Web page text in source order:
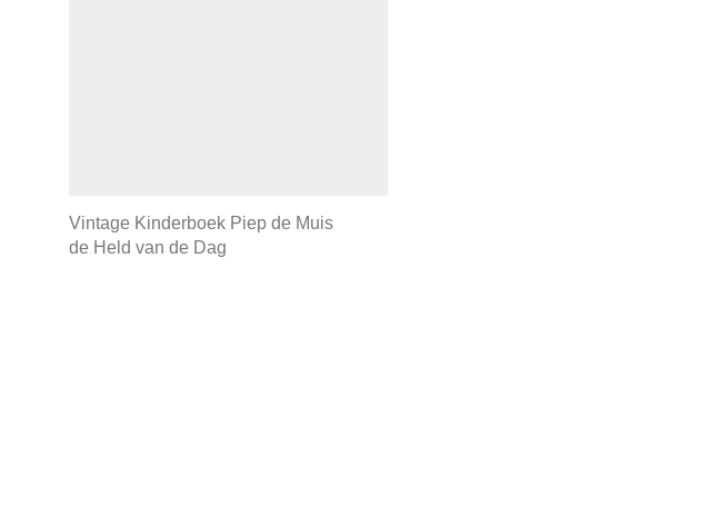
Vintage Kinderboek Piep de Muis
de Held van de Dag